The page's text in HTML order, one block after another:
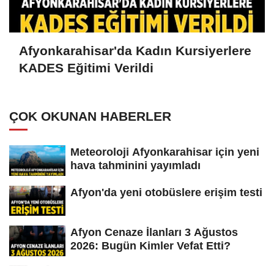
Afyonkarahisar'da Kadın Kursiyerlere
KADES Eğitimi Verildi
ÇOK OKUNAN HABERLER
Meteoroloji Afyonkarahisar için yeni
hava tahminini yayımladı
Afyon'da yeni otobüslere erişim testi
Afyon Cenaze İlanları 3 Ağustos
2026: Bugün Kimler Vefat Etti?